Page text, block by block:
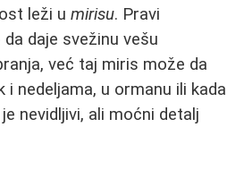
leži u mirisu. Pravi
daje svežinu vešu
već taj miris može da
i nedeljama, u ormanu ili kada
nevidljivi, ali moćni detalj